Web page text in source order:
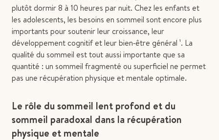
plutôt dormir 8 à 10 heures par nuit. Chez les enfants et
les adolescents, les besoins en sommeil sont encore plus
importants pour soutenir leur croissance, leur
développement cognitif et leur bien‑être général ¹. La
qualité du sommeil est tout aussi importante que sa
quantité : un sommeil fragmenté ou superficiel ne permet
pas une récupération physique et mentale optimale.
Le rôle du sommeil lent profond et du
sommeil paradoxal dans la récupération
physique et mentale